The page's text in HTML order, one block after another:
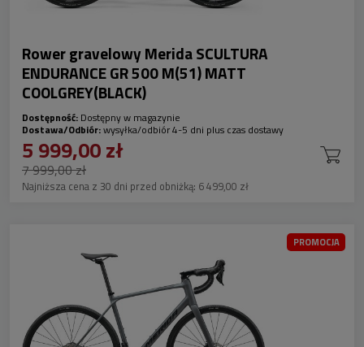
Rower gravelowy Merida SCULTURA
ENDURANCE GR 500 M(51) MATT
COOLGREY(BLACK)
Dostępność: Dostępny w magazynie
Dostawa/Odbiór:wysyłka/odbiór 4-5 dni plus czas dostawy
5 999,00 zł
7 999,00 zł
Najniższa cena z 30 dni przed obniżką: 6 499,00 zł
PROMOCJA